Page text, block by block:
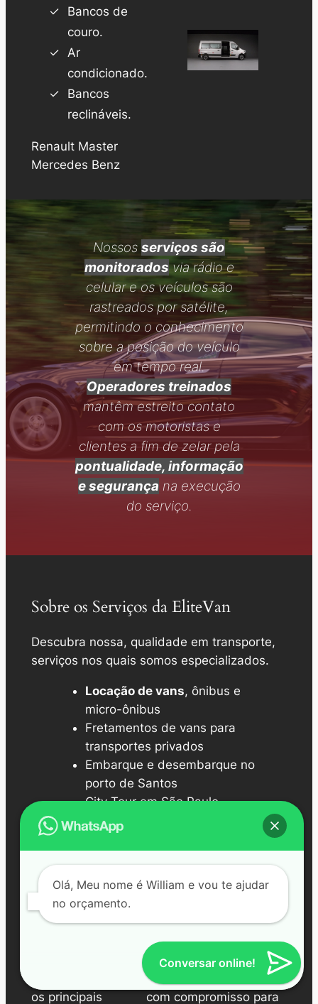
Bancos de
couro.
Ar
condicionado.
Bancos
reclináveis.
Renault Master
Mercedes Benz
Nossos serviços são
monitoradosvia rádio e
celular e os veículos são
rastreados por satélite,
permitindo o conhecimento
sobre a posição do veículo
em tempo real.
Operadores treinados
mantêm estreito contato
com os motoristas e
clientes a fim de zelar pela
pontualidade, informação
e segurança na execução
do serviço.
Sobre os Serviços da EliteVan
Descubra nossa, qualidade em transporte,
serviços nos quais somos especializados.
Locação de vans, ônibus e
micro-ônibus
Fretamentos de vans para
transportes privados
Embarque e desembarque no
porto de Santos
City Tour em São Paulo
Receptivos em aeroportos e
Aeroportos
Desfrute de um
os principais
Fretamento
Temos um serviço
exclusivo para
empresas, com
fretamento mensal e
com compromisso para
Olá, Meu nome é William e vou te ajudar
no orçamento.
Conversar online!